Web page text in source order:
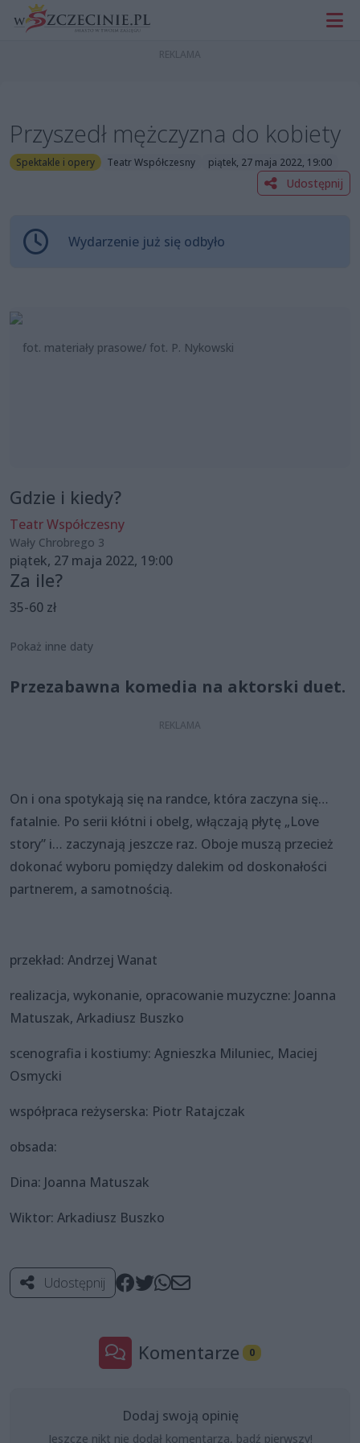
Przyszedł mężczyzna do kobiety
Spektakle i opery Teatr Współczesny piątek, 27 maja 2022, 19:00
Udostępnij
Wydarzenie już się odbyło
fot. materiały prasowe/ fot. P. Nykowski
Gdzie i kiedy?
Teatr Współczesny
Wały Chrobrego 3
piątek, 27 maja 2022, 19:00
Za ile?
35-60 zł
Pokaż inne daty
Przezabawna komedia na aktorski duet.
On i ona spotykają się na randce, która zaczyna się…
fatalnie. Po serii kłótni i obelg, włączają płytę „Love
story” i… zaczynają jeszcze raz. Oboje muszą przecież
dokonać wyboru pomiędzy dalekim od doskonałości
partnerem, a samotnością.
przekład: Andrzej Wanat
realizacja, wykonanie, opracowanie muzyczne: Joanna
Matuszak, Arkadiusz Buszko
scenografia i kostiumy: Agnieszka Miluniec, Maciej
Osmycki
współpraca reżyserska: Piotr Ratajczak
obsada:
Dina: Joanna Matuszak
Wiktor: Arkadiusz Buszko
Udostępnij
Komentarze 0
Dodaj swoją opinię
Jeszcze nikt nie dodał komentarza, bądź pierwszy!